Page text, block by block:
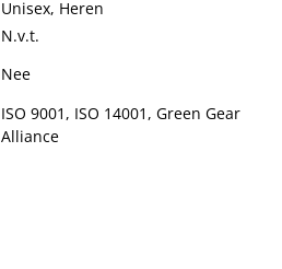
Unisex, Heren
N.v.t.
Nee
ISO 9001, ISO 14001, Green Gear
Alliance